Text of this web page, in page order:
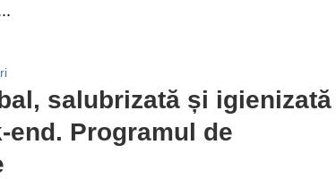
salubrizată și
end. Programul de